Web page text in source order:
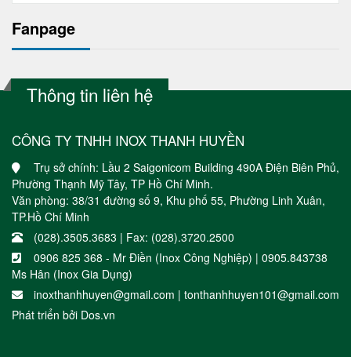
Fanpage
Thông tin liên hệ
CÔNG TY TNHH INOX THANH HUYỀN
Trụ sở chính: Lầu 2 Saigonicom Building 490A Điện Biên Phủ,
Phường Thạnh Mỹ Tây, TP Hồ Chí Minh.
Văn phòng: 38/31 đường số 9, Khu phố 55, Phường Linh Xuân,
TP.Hồ Chí Minh
(028).3505.3683 | Fax: (028).3720.2500
0906 825 368 - Mr Điền (Inox Công Nghiệp) | 0905.843738
Ms Hân (Inox Gia Dụng)
inoxthanhhuyen@gmail.com | tonthanhhuyen101@gmail.com
Phát triển bởi Dos.vn